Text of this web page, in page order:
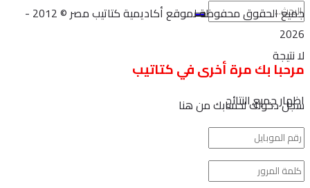
لا نتيجة
اظهار جميع النتائج
جميع الحقوق محفوظة لموقع أكاديمية كتاتيب مصر © 2012 -
2026
مرحبا بك مرة أخرى في كتاتيب
سجل دخولك لحسابك من هنا